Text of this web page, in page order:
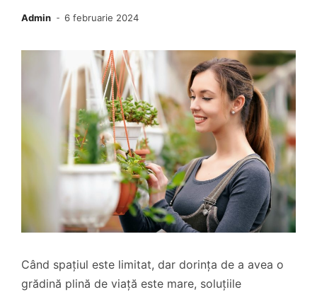
Admin 6 februarie 2024
Când spațiul este limitat, dar dorința de a avea o
grădină plină de viață este mare, soluțiile